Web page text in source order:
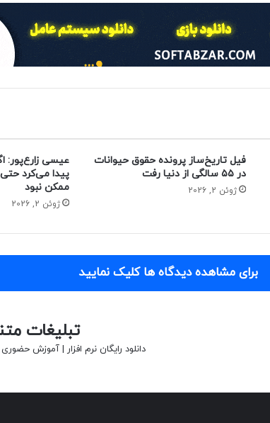
فیل تاریخ‌ساز پرونده حقوق حیوانات
در ۵۵ سالگی از دنیا رفت
ژوئن 2, 2026
عیسی زارع‌پور:
پیدا می‌کرد
ممکن نبود
ژوئن 2, 2026
برای مشاهده دیدگاه ها کلیک نمایید
تبلیغات
دانلود رایگان نرم افزار آموزش حضوری